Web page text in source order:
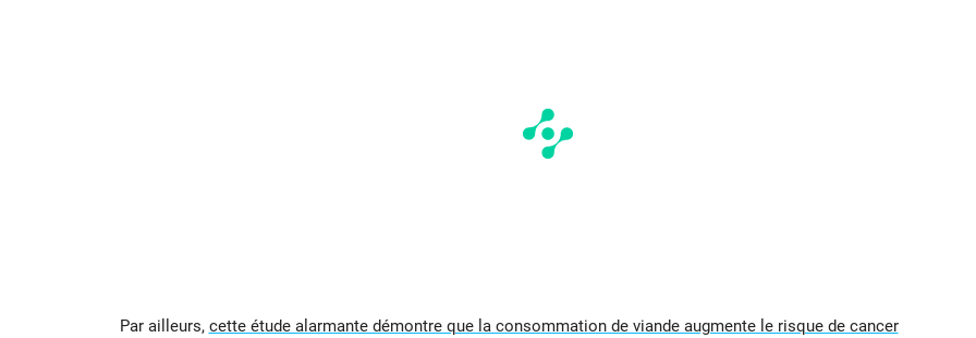
Par ailleurs, cette étude alarmante démontre que la consommation de viande augmente le risque de cancer